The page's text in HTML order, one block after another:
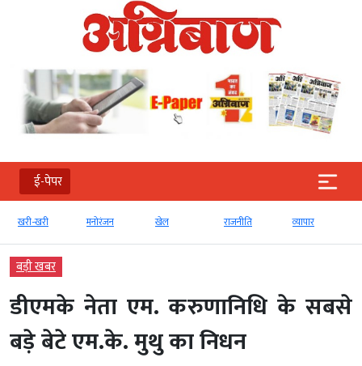
ई-पेपर
खरी-खरी मनोरंजन खेल राजनीति व्‍यापार
बड़ी खबर
डीएमके नेता एम. करुणानिधि के सबसे
बड़े बेटे एम.के. मुथु का निधन